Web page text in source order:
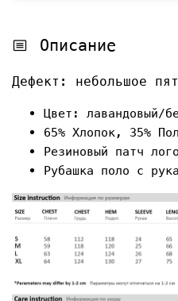
Описание
Дефект: небольшое
Цвет: лавандовый/
65% Хлопок, 35%
Резиновый патч
Рубашка поло с